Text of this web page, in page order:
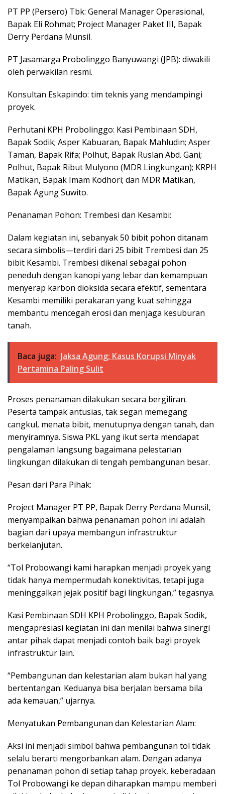
PT PP (Persero) Tbk: General Manager Operasional,
Bapak Eli Rohmat; Project Manager Paket III, Bapak
Derry Perdana Munsil.
PT Jasamarga Probolinggo Banyuwangi (JPB): diwakili
oleh perwakilan resmi.
Konsultan Eskapindo: tim teknis yang mendampingi
proyek.
Perhutani KPH Probolinggo: Kasi Pembinaan SDH,
Bapak Sodik; Asper Kabuaran, Bapak Mahludin; Asper
Taman, Bapak Rifa; Polhut, Bapak Ruslan Abd. Gani;
Polhut, Bapak Ribut Mulyono (MDR Lingkungan); KRPH
Matikan, Bapak Imam Kodhori; dan MDR Matikan,
Bapak Agung Suwito.
Penanaman Pohon: Trembesi dan Kesambi:
Dalam kegiatan ini, sebanyak 50 bibit pohon ditanam
secara simbolis—terdiri dari 25 bibit Trembesi dan 25
bibit Kesambi. Trembesi dikenal sebagai pohon
peneduh dengan kanopi yang lebar dan kemampuan
menyerap karbon dioksida secara efektif, sementara
Kesambi memiliki perakaran yang kuat sehingga
membantu mencegah erosi dan menjaga kesuburan
tanah.
Baca juga: Jaksa Agung: Kasus Korupsi Minyak
Pertamina Paling Sulit
Proses penanaman dilakukan secara bergiliran.
Peserta tampak antusias, tak segan memegang
cangkul, menata bibit, menutupnya dengan tanah, dan
menyiramnya. Siswa PKL yang ikut serta mendapat
pengalaman langsung bagaimana pelestarian
lingkungan dilakukan di tengah pembangunan besar.
Pesan dari Para Pihak:
Project Manager PT PP, Bapak Derry Perdana Munsil,
menyampaikan bahwa penanaman pohon ini adalah
bagian dari upaya membangun infrastruktur
berkelanjutan.
“Tol Probowangi kami harapkan menjadi proyek yang
tidak hanya mempermudah konektivitas, tetapi juga
meninggalkan jejak positif bagi lingkungan,” tegasnya.
Kasi Pembinaan SDH KPH Probolinggo, Bapak Sodik,
mengapresiasi kegiatan ini dan menilai bahwa sinergi
antar pihak dapat menjadi contoh baik bagi proyek
infrastruktur lain.
“Pembangunan dan kelestarian alam bukan hal yang
bertentangan. Keduanya bisa berjalan bersama bila
ada kemauan,” ujarnya.
Menyatukan Pembangunan dan Kelestarian Alam:
Aksi ini menjadi simbol bahwa pembangunan tol tidak
selalu berarti mengorbankan alam. Dengan adanya
penanaman pohon di setiap tahap proyek, keberadaan
Tol Probowangi ke depan diharapkan mampu memberi